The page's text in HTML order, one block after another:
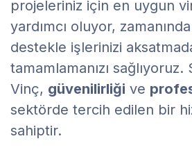
projeleriniz için en uygun
yardımcı oluyor,
destekle işlerinizi
tamamlamanızı sağlıyoruz.
Vinç, güvenilirliği ve
sektörde tercih edilen bir
sahiptir.